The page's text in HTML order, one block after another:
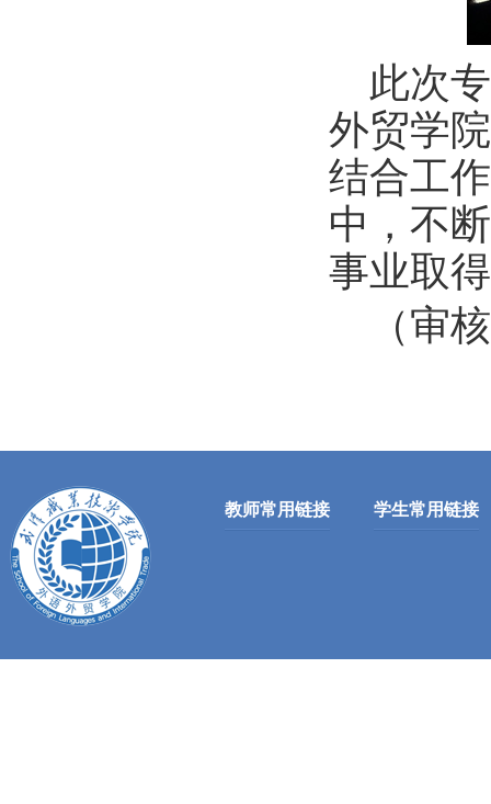
此次
外贸学
结合工
中，不
事业取
（审
教师常用链接 学生常用链接